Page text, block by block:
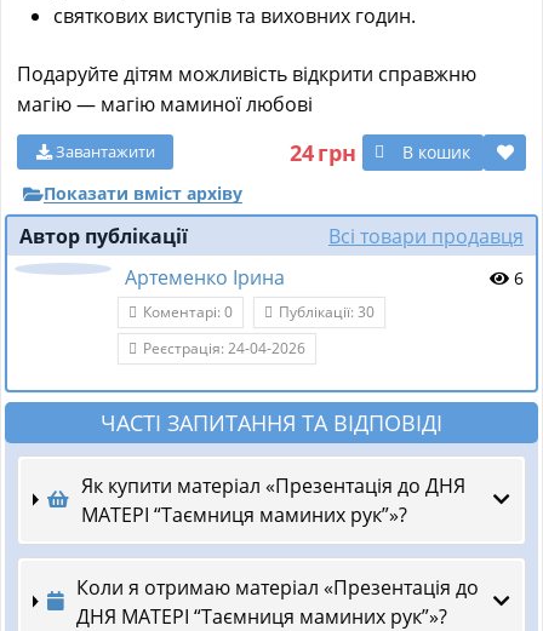
святкових виступів та виховних годин.
Подаруйте дітям можливість відкрити справжню
магію — магію маминої любові
24грн В кошик
Завантажити
Показати вміст архіву
Автор публікації
Всі товари продавця
Артеменко Ірина
6
Коментарі: 0
Публікації: 30
Реєстрація: 24-04-2026
ЧАСТІ ЗАПИТАННЯ ТА ВІДПОВІДІ
Як купити матеріал «Презентація до ДНЯ
МАТЕРІ “Таємниця маминих рук”»?
Коли я отримаю матеріал «Презентація до
ДНЯ МАТЕРІ “Таємниця маминих рук”»?